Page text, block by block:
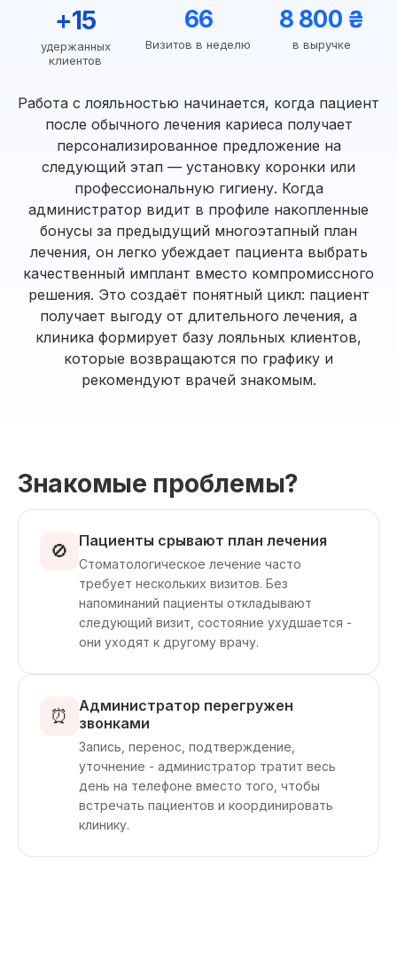
+15
удержанных
клиентов
66
Визитов в неделю
8 800 ₴
в выручке
Работа с лояльностью начинается, когда пациент
после обычного лечения кариеса получает
персонализированное предложение на
следующий этап — установку коронки или
профессиональную гигиену. Когда
администратор видит в профиле накопленные
бонусы за предыдущий многоэтапный план
лечения, он легко убеждает пациента выбрать
качественный имплант вместо компромиссного
решения. Это создаёт понятный цикл: пациент
получает выгоду от длительного лечения, а
клиника формирует базу лояльных клиентов,
которые возвращаются по графику и
рекомендуют врачей знакомым.
Знакомые проблемы?
🚫 Пациенты срывают план лечения
Стоматологическое лечение часто
требует нескольких визитов. Без
напоминаний пациенты откладывают
следующий визит, состояние ухудшается -
они уходят к другому врачу.
⏰
Администратор перегружен
звонками
Запись, перенос, подтверждение,
уточнение - администратор тратит весь
день на телефоне вместо того, чтобы
встречать пациентов и координировать
клинику.